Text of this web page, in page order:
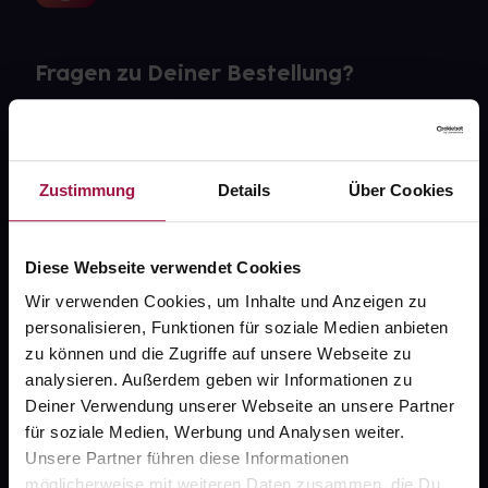
Zustimmung Details Über Cookies
Diese Webseite verwendet Cookies
Wir verwenden Cookies, um Inhalte und Anzeigen zu
personalisieren, Funktionen für soziale Medien anbieten
zu können und die Zugriffe auf unsere Webseite zu
analysieren. Außerdem geben wir Informationen zu
Deiner Verwendung unserer Webseite an unsere Partner
für soziale Medien, Werbung und Analysen weiter.
Unsere Partner führen diese Informationen
Fragen zu Deiner Bestellung?
Über uns
Karriere